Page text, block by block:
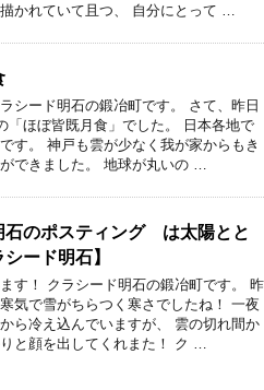
かれていて且つ、 自分にとって …
シード明石の鍛冶町です。 さて、昨日
「ほぼ皆既月食」でした。 日本各地で
す。 神戸も雲が少なく我が家からもき
できました。 地球が丸いの …
石のポスティング は太陽とと
ード明石】
す！ クラシード明石の鍛冶町です。 昨
気で雪がちらつく寒さでしたね！ 一夜
ら冷え込んでいますが、 雲の切れ間か
と顔を出してくれまた！ ク …